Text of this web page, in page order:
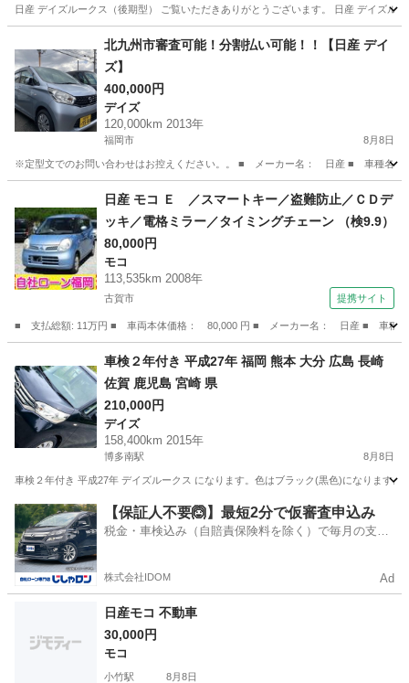
日産 デイズルークス（後期型） ご覧いただきありがとうございます。 日産 デイズル
福間駅 デイズ
北九州市審査可能！分割払い可能！！【日産 デイ
ズ】
400,000円
デイズ
120,000km 2013年
福岡市 8月8日
※定型文でのお問い合わせはお控えください。。 ■ メーカー名： 日産 ■ 車
デイズ 月々
日産 モコ Ｅ ／スマートキー／盗難防止／ＣＤデ
ッキ／電格ミラー／タイミングチェーン （検9.9）
80,000円
モコ
113,535km 2008年
古賀市 提携サイト
■ 支払総額: 11万円 ■ 車両本体価格： 80,000 円 ■ メーカー名： 日産 ■ 車種
モコ
車検２年付き 平成27年 福岡 熊本 大分 広島 長崎
佐賀 鹿児島 宮崎 県
210,000円
デイズ
158,400km 2015年
博多南駅 8月8日
車検２年付き 平成27年 デイズルークス になります。色はブラック(黒色)になります
福岡 春日市 博多南駅 デイズ 走行距離
【保証人不要🙆】最短2分で仮審査申込み
税金・車検込み（自賠責保険料を除く）で毎月の支払
株式会社IDOM Ad
日産モコ 不動車
30,000円
モコ
小竹駅 8月8日